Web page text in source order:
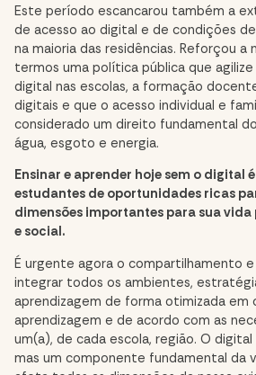
Este período escancarou também a
de acesso ao digital e de condições
na maioria das residências. Reforçou a
termos uma política pública que
digital nas escolas, a formação
digitais e que o acesso individual e
considerado um direito fundamental
água, esgoto e energia.
Ensinar e aprender hoje sem o digital
estudantes de oportunidades ricas
dimensões importantes para sua vida
e social.
É urgente agora o compartilhamento
integrar todos os ambientes,
aprendizagem de forma otimizada em
aprendizagem e de acordo com as
um(a), de cada escola, região. O digital
mas um componente fundamental da